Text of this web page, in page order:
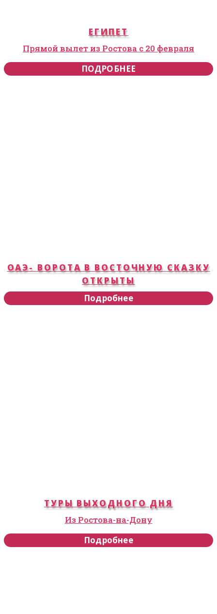
ЕГИПЕТ
Прямой вылет из Ростова с 20 февраля
ПОДРОБНЕЕ
ОАЭ- ВОРОТА В ВОСТОЧНУЮ СКАЗКУ
ОТКРЫТЫ
Подробнее
ТУРЫ ВЫХОДНОГО ДНЯ
Из Ростова-на-Дону
Подробнее